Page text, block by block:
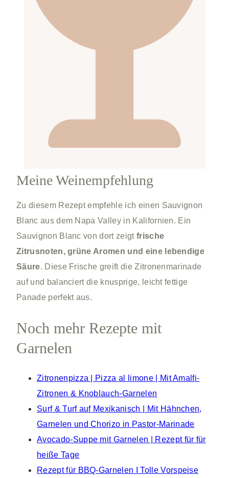
Meine Weinempfehlung
Zu diesem Rezept empfehle ich einen Sauvignon
Blanc aus dem Napa Valley in Kalifornien. Ein
Sauvignon Blanc von dort zeigt frische
Zitrusnoten, grüne Aromen und eine lebendige
Säure. Diese Frische greift die Zitronenmarinade
auf und balanciert die knusprige, leicht fettige
Panade perfekt aus.
Noch mehr Rezepte mit
Garnelen
Zitronenpizza | Pizza al limone | Mit Amalfi-
Zitronen & Knoblauch-Garnelen
Surf & Turf auf Mexikanisch | Mit Hähnchen,
Garnelen und Chorizo in Pastor-Marinade
Avocado-Suppe mit Garnelen | Rezept für für
heiße Tage
Rezept für BBQ-Garnelen I Tolle Vorspeise